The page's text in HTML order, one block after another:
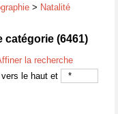
> Natalité
catégorie (6461)
la recherche
le haut et